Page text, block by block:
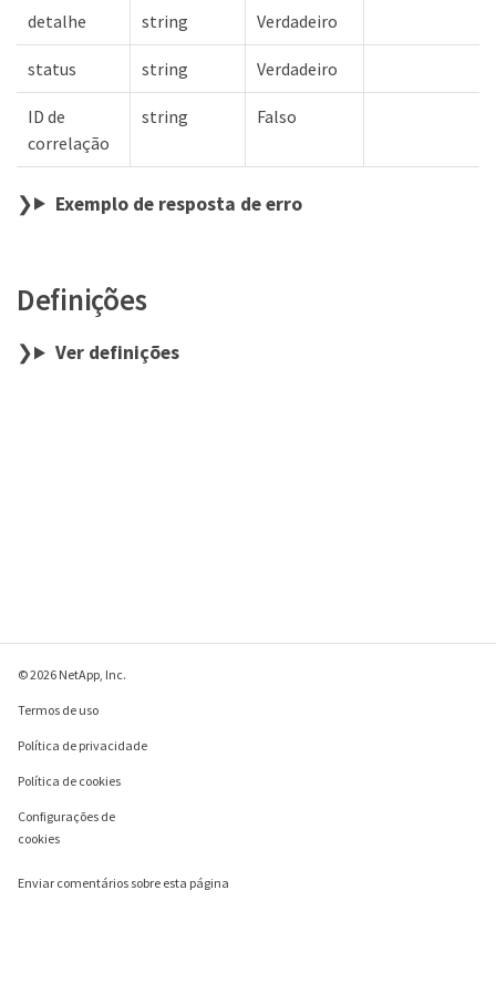
detalhe string Verdadeiro
status string Verdadeiro
ID de
correlação
string Falso
Exemplo de resposta de erro
Definições
Ver definições
© 2026 NetApp, Inc.
Termos de uso
Política de privacidade
Política de cookies
Configurações de
cookies
Enviar comentários sobre esta página